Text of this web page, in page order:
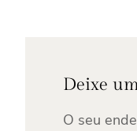
Deixe
O seu